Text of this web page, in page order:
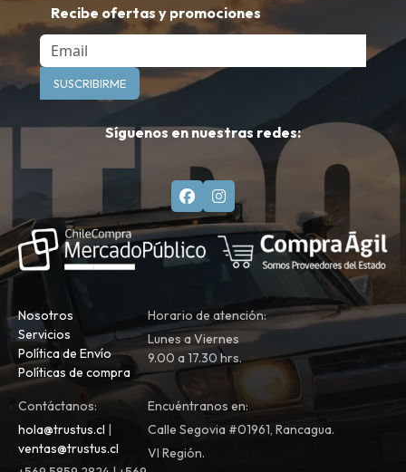
Recibe ofertas y promociones
Email
SUSCRIBIRME
Síguenos en nuestras redes:
Nosotros
Servicios
Política de Envío
Políticas de compra
Horario de atención:
Lunes a Viernes
9.00 a 17.30 hrs.
Contáctanos:
hola@trustus.cl |
ventas@trustus.cl
Encuéntranos en:
Calle Segovia #01961, Rancagua.
VI Región.